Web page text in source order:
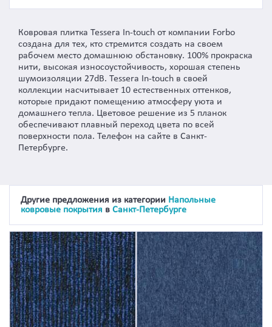
Ковровая плитка Tessera In-touch от компании Forbo
создана для тех, кто стремится создать на своем
рабочем место домашнюю обстановку. 100% прокраска
нити, высокая износоустойчивость, хорошая степень
шумоизоляции 27dB. Tessera In-touch в своей
коллекции насчитывает 10 естественных оттенков,
которые придают помещению атмосферу уюта и
домашнего тепла. Цветовое решение из 5 планок
обеспечивают плавный переход цвета по всей
поверхности пола. Телефон на сайте в Санкт-
Петербурге.
Другие предложения из категории Напольные
ковровые покрытия в Санкт-Петербурге